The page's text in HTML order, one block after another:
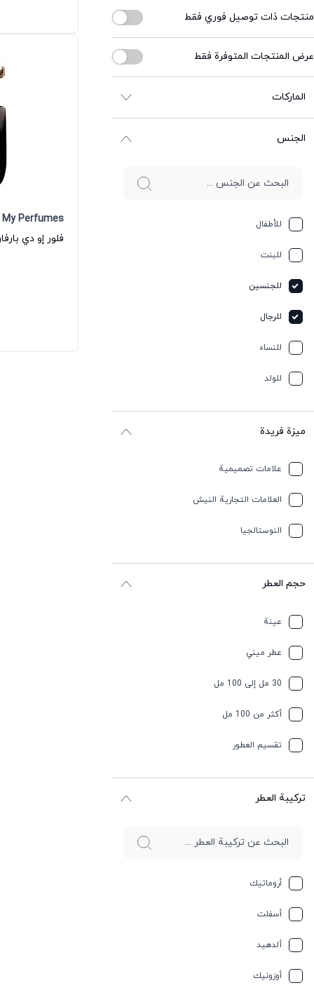
منتجات ذات توصيل فوري فقط
عرض المنتجات المتوفرة فقط
الماركات
الجنس
للأطفال
للبنت
للجنسين
للرجال
للنساء
للولد
ميزة فريدة
علامات تصميمية
العلامات التجارية النيش
النوستالجيا
حجم العطر
عينة
عطر ميني
30 مل إلى 100 مل
أكثر من 100 مل
تقسیم العطور
ترکیبة العطر
أروماتيك
أسفلت
ألدهيد
أوزونيك
My Perfumes